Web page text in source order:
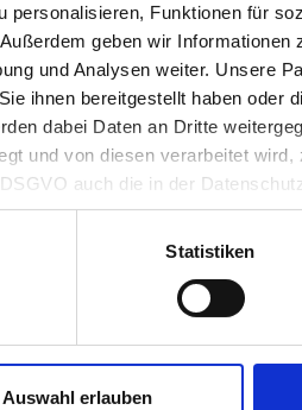
Funktionen für
geben wir Informationen
und Analysen weiter. Unsere
ihnen bereitgestellt haben oder
dabei Daten an Dritte
und von diesen verarbeitet
auch die in der
wie insbesondere den USA.
unserer Seite abgelehnt oder
Statistiken
Auswahl erlauben
für
Referat
Abteilung 12 -
Amt der
Frau Mag.a Anita
T +43/316/877-4672